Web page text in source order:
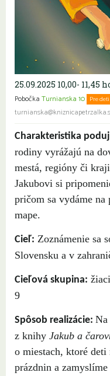
25.09.2025 10,00- 11,45
Pobočka Turnianska 10 Pre deti
Charakteristika
rodiny vyrážajú na
mestá, regióny či
Jakubovi si
pričom sa vydáme na
mape.
Cieľ: Zoznámenie sa
Slovensku a v
Cieľová skupina:
9
Spôsob realizácie: Na
z knihy Jakub a
o miestach, ktoré
prázdnin a